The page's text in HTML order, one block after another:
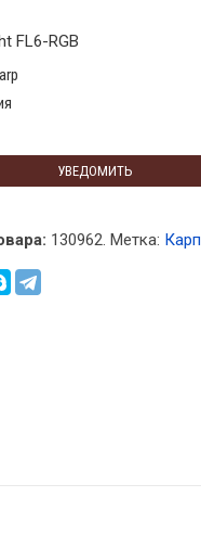
FL6-RGB
УВЕДОМИТЬ
130962. Метка: